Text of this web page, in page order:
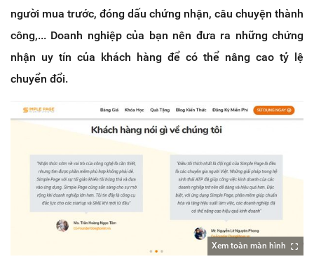
người mua trước, đóng dấu chứng nhận, câu chuyện thành
công,... Doanh nghiệp của bạn nên đưa ra những chứng
nhận uy tín của khách hàng để có thể nâng cao tỷ lệ
chuyển đổi.
Xem toàn màn hình